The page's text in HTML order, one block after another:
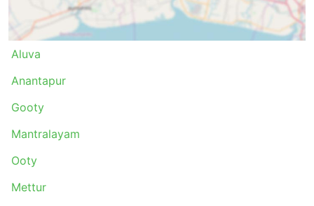
Aluva
Anantapur
Gooty
Mantralayam
Ooty
Mettur